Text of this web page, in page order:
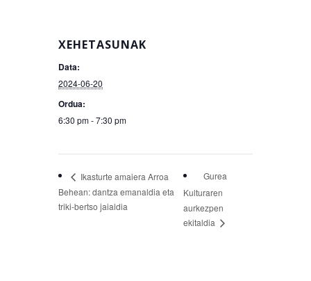
XEHETASUNAK
Data:
2024-06-20
Ordua:
6:30 pm - 7:30 pm
Ikasturte amaiera Arroa
Behean: dantza emanaldia eta
triki-bertso jaialdia
Gurea
Kulturaren
aurkezpen
ekitaldia